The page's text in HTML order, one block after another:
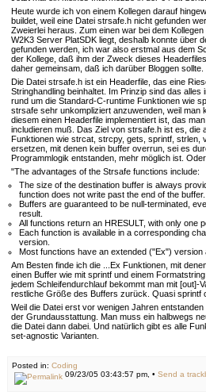
Heute wurde ich von einem Kollegen darauf
buildet, weil eine Datei strsafe.h nicht gefunden
Zweierlei heraus. Zum einen war bei dem
W2K3 Server PlatSDK liegt, deshalb konnte über
gefunden werden, ich war also erstmal aus dem
der Kollege, daß ihm der Zweck dieses
daher gemeinsam, daß ich darüber Bloggen sollte.
Die Datei strsafe.h ist ein Headerfile, das eine
Stringhandling beinhaltet. Im Prinzip sind das
rund um die Standard-C-runtime Funktionen wie
strsafe sehr unkompliziert anzuwenden, weil man
diesem einen Headerfile implementiert ist, das
includieren muß. Das Ziel von strsafe.h ist es, die
Funktionen wie strcat, strcpy, gets, sprintf, strlen,
ersetzen, mit denen kein buffer overrun, sei es
Programmlogik entstanden, mehr möglich ist.
"The advantages of the Strsafe functions include:
The size of the destination buffer is always
function does not write past the end of the buffer.
Buffers are guaranteed to be null-terminated,
result.
All functions return an HRESULT, with only one
Each function is available in a corresponding
version.
Most functions have an extended ("Ex") version
Am Besten finde ich die ...Ex Funktionen, mit
einen Buffer wie mit sprintf und einem
jedem Schleifendurchlauf bekommt man mit [out]-
restliche Größe des Buffers zurück. Quasi sprintf
Weil die Datei erst vor wenigen Jahren
der Grundausstattung. Man muss ein halbwegs
die Datei dann dabei. Und natürlich gibt es alle
set-agnostic Varianten.
Posted in: Coding
09/23/05 03:43:57 pm, • Send a